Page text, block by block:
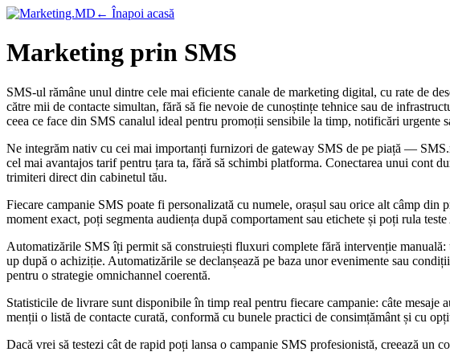
← Înapoi acasă
Marketing prin SMS
SMS-ul rămâne unul dintre cele mai eficiente canale de marketing digital, cu rate de
către mii de contacte simultan, fără să fie nevoie de cunoștințe tehnice sau de
ceea ce face din SMS canalul ideal pentru promoții sensibile la timp, notificări urgente
Ne integrăm nativ cu cei mai importanți furnizori de gateway SMS de pe piață —
cel mai avantajos tarif pentru țara ta, fără să schimbi platforma. Conectarea unui cont
trimiteri direct din cabinetul tău.
Fiecare campanie SMS poate fi personalizată cu numele, orașul sau orice alt câmp
moment exact, poți segmenta audiența după comportament sau etichete și poți rula
Automatizările SMS îți permit să construiești fluxuri complete fără intervenție
up după o achiziție. Automatizările se declanșează pe baza unor evenimente sau
pentru o strategie omnichannel coerentă.
Statisticile de livrare sunt disponibile în timp real pentru fiecare campanie: câte mesaje
menții o listă de contacte curată, conformă cu bunele practici de consimțământ și cu
Dacă vrei să testezi cât de rapid poți lansa o campanie SMS profesionistă, creează un